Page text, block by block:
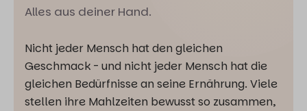
Alles aus deiner Hand.
Nicht jeder Mensch hat den gleichen
Geschmack - und nicht jeder Mensch hat die
gleichen Bedürfnisse an seine Ernährung. Viele
stellen ihre Mahlzeiten bewusst so zusammen,